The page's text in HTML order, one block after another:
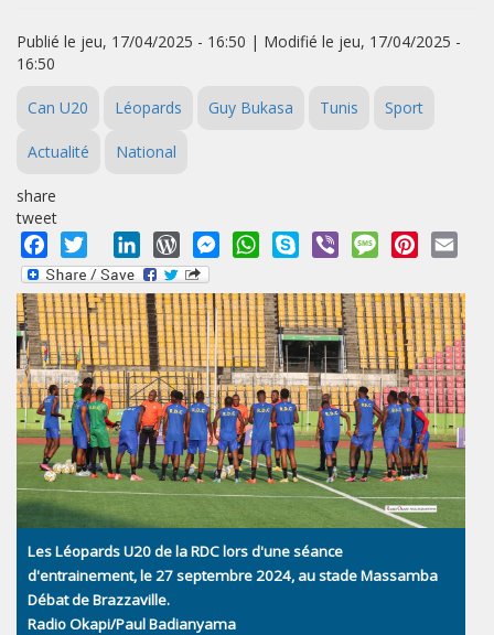
Publié le jeu, 17/04/2025 - 16:50 | Modifié le jeu, 17/04/2025 -
16:50
Can U20 Léopards Guy Bukasa Tunis Sport
Actualité National
share
tweet
Facebook
Twitter LinkedInWordPressMessengerWhatsApp
Skype Viber MessagePinterest
Les Léopards U20 de la RDC lors d'une séance
d'entrainement, le 27 septembre 2024, au stade Massamba
Débat de Brazzaville.
Radio Okapi/Paul Badianyama